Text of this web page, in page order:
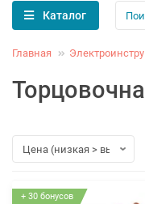
Каталог
Главная
+ 30 бонусов